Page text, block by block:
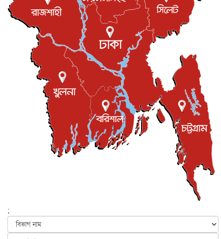
যুক্তরাজ্যে বসবাসরত জাতীয়তাবাদী কুলাউড়াবাসীর মত বিনিময়
সভা...
ইউকে কমিউনিটি ৫ আগস্ট, ২০২৬
প্রধানমন্ত্রীকে সৌদি আরব সফরের আমন্ত্রণ
জাতীয় ৫ আগস্ট, ২০২৬
জুলাই গণ-অভ্যুত্থান দিবস আজ, স্মরণে দেশজুড়ে কর্মসূচি
জাতীয় ৫ আগস্ট, ২০২৬
জনগণ পরিবর্তন চেয়েছে বলেই জুলাই আন্দোলন সফল :
৫ আগস্ট, ২০২৬
বেনজীর আহমেদের সঙ্গে পরীমনির ঘনিষ্ঠ সম্পর্ক ছিল : নাসির
মাহম...
জাতীয় ৫ আগস্ট, ২০২৬
হরমুজ নিয়ে ইরান-মার্কিন চুক্তি হতে পারে আজ : মার্কিন অর্থমন...
৫ আগস্ট, ২০২৬
পৃথিবীর দিকে আসছে বিধ্বংসী বস্তু, পারমাণবিক বোমা দিয়ে করা
আন্তর্জাতিক ৫ আগস্ট, ২০২৬
কেনিয়ায় ১৫ হাতির রহস্যজনক মৃত্যু, সন্দেহের মুখে কীটনাশকের
;